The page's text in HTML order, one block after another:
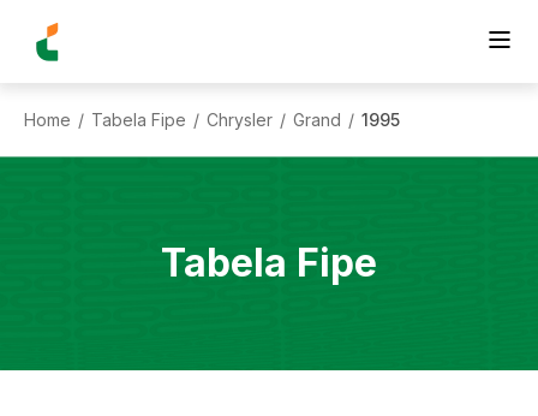
Home / Tabela Fipe / Chrysler / Grand / 1995
Tabela Fipe